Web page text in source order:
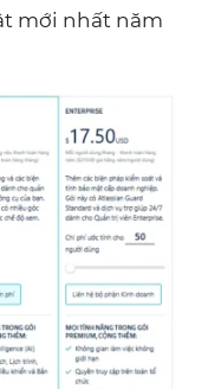
mới nhất năm